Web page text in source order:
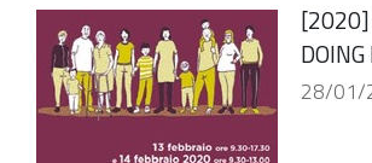
[2020]
28/01/